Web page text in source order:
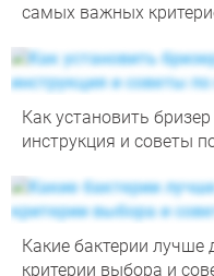
самых важных
Как установить
инструкция и советы
Какие бактерии
критерии выбора и